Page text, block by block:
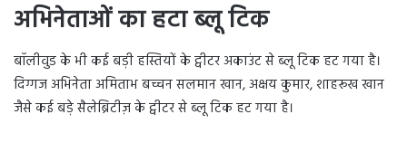
अभिनेताओं का हटा ब्लू टिक
बॉलीवुड के भी कई बड़ी हस्तियों के ट्वीटर अकाउंट से ब्लू टिक हट गया है।
दिग्गज अभिनेता अमिताभ बच्चन सलमान खान, अक्षय कुमार, शाहरूख खान
जैसे कई बड़े सैलेब्रिटीज़ के ट्वीटर से ब्लू टिक हट गया है।